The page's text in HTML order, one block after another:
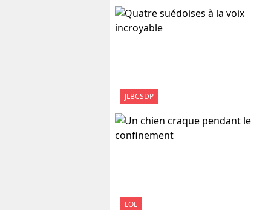
JLBCSDP
LOL